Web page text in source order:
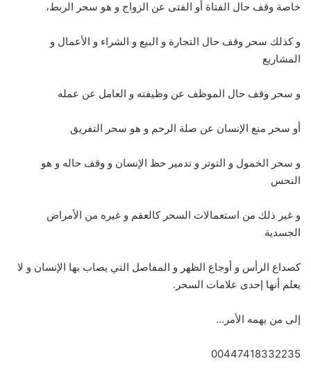
خاصة وقف حال الفتاة أو الفتى عن الزواج و هو سحر الربط،
و كذلك سحر وقف حال التجارة و البيع و الشراء و الأعمال و
المشاريع
و سحر وقف حال الموظف عن وظيفته و العامل عن عمله
أو سحر منع الإنسان عن صلة الرحم و هو سحر التفريق
و سحر الخمول و التوتر و تدمير حظ الإنسان و وقف حاله و هو
النحس
و غير ذلك من استعمالات السحر كالعقم و غيره من الأمراض
الجسدية
كصداع الرأس و أوجاع الظهر و المفاصل التي يصاب بها الإنسان و لا
يعلم أنها إحدى علامات السحر.
إلى من يهمه الأمر…
00447418332235